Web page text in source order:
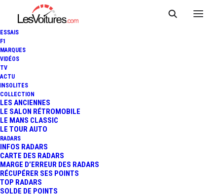
ESSAIS
F1
MARQUES
VIDÉOS
TV
ACTU
INSOLITES
COLLECTION
LES ANCIENNES
LE SALON RÉTROMOBILE
LE MANS CLASSIC
LE TOUR AUTO
RADARS
INFOS RADARS
CARTE DES RADARS
MARGE D’ERREUR DES RADARS
RÉCUPÉRER SES POINTS
TOP RADARS
SOLDE DE POINTS
MOBILITY STORES : BIENTÔT
DES BOUTIQUES COMME
3 Minutes